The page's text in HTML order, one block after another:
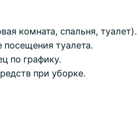
комната, спальня, туалет).
туалета.
по графику.
при уборке.